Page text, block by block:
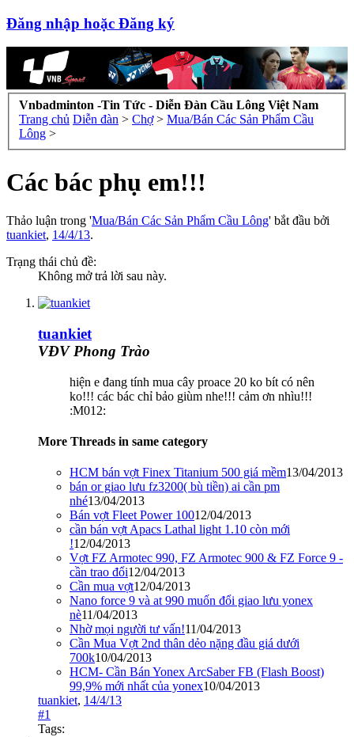
Đăng nhập hoặc Đăng ký
Vnbadminton -Tin Tức - Diễn Đàn Cầu Lông Việt Nam
Trang chủ Diễn đàn > Chợ > Mua/Bán Các Sản Phẩm Cầu
Lông >
Các bác phụ em!!!
Thảo luận trong 'Mua/Bán Các Sản Phẩm Cầu Lông' bắt đầu bởi
tuankiet, 14/4/13.
Trạng thái chủ đề:
Không mở trả lời sau này.
tuankiet
VĐV Phong Trào
hiện e đang tính mua cây proace 20 ko bít có nên
ko!!! các bác chỉ bảo giùm nhe!!! cảm ơn nhìu!!!
:M012:
More Threads in same category
HCM bán vợt Finex Titanium 500 giá mềm13/04/2013
bán or giao lưu fz3200( bù tiền) ai cần pm
nhé13/04/2013
Bán vợt Fleet Power 10012/04/2013
cần bán vợt Apacs Lathal light 1.10 còn mới
!12/04/2013
Vợt FZ Armotec 990, FZ Armotec 900 & FZ Force 9 -
cần trao đổi12/04/2013
Cần mua vợt12/04/2013
Nano force 9 và at 990 muốn đổi giao lưu yonex
nè11/04/2013
Nhờ mọi người tư vấn!11/04/2013
Cần Mua Vợt 2nd thân dẻo nặng đầu giá dưới
700k10/04/2013
HCM- Cần Bán Yonex ArcSaber FB (Flash Boost)
99,9% mới nhất của yonex10/04/2013
tuankiet, 14/4/13
#1
Tags: